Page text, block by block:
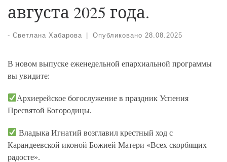
августа 2025 года.
- Светлана Хабарова Опубликовано 28.08.2025
В новом выпуске еженедельной епархиальной программы
вы увидите:
Архиерейское богослужение в праздник Успения
Пресвятой Богородицы.
Владыка Игнатий возглавил крестный ход с
Карандеевской иконой Божией Матери «Всех скорбящих
радосте».